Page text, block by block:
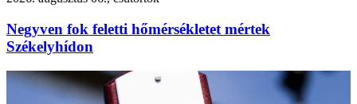
Negyven fok feletti hőmérsékletet mértek
Székelyhídon